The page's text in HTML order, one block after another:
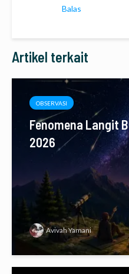
Balas
Artikel terkait
OBSERVASI
Fenomena Langit
2026
Avivah Yamani